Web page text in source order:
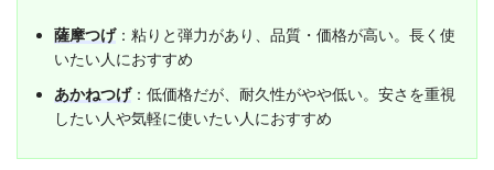
薩摩つげ：粘りと弾力があり、品質・価格が高い。長く使
いたい人におすすめ
あかねつげ：低価格だが、耐久性がやや低い。安さを重視
したい人や気軽に使いたい人におすすめ